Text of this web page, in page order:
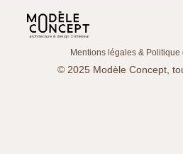
Mentions légales & Politique
© 2025 Modèle Concept,